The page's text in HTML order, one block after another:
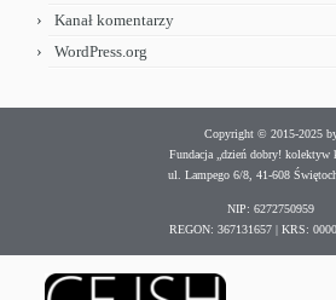
Kanał komentarzy
WordPress.org
Copyright © 2015-2025
Fundacja „dzień dobry! kolektyw
ul. Lampego 6/8, 41-608
NIP: 6272750959
REGON: 367131657 | KRS: